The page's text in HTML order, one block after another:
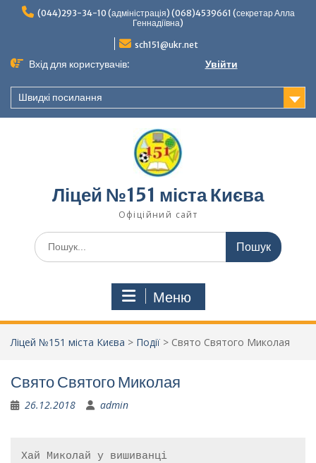
Перейти(044)293-34-10 (адміністрація) (068)4539661 (секретар Алла
Геннадіївна)
sch151@ukr.net
Вхід для користувачів: Увійти
Швидкі посилання
Ліцей №151 міста Києва
Офіційний сайт
Шукати:
Меню
Ліцей №151 міста Києва > Події > Свято Святого Миколая
Свято Святого Миколая
26.12.2018 admin
Хай Миколай у вишиванці